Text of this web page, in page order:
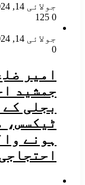
جولائی 14, 2024
0
جولائی 14, 2024
0
امیر
جمشید
بجلی
ٹیکسس،
ہونے